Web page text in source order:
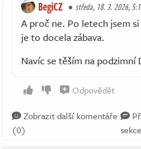
BegiCZ středa, 18. 3. 2026,
A proč ne. Po letech jsem
je to docela zábava.
Navíc se těším na podzimní
Odpovědět
Zobrazit další komentáře
(0)
sekce